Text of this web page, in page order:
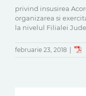
privind insusirea
organizarea si
la nivelul Filialei
februarie 23, 2018